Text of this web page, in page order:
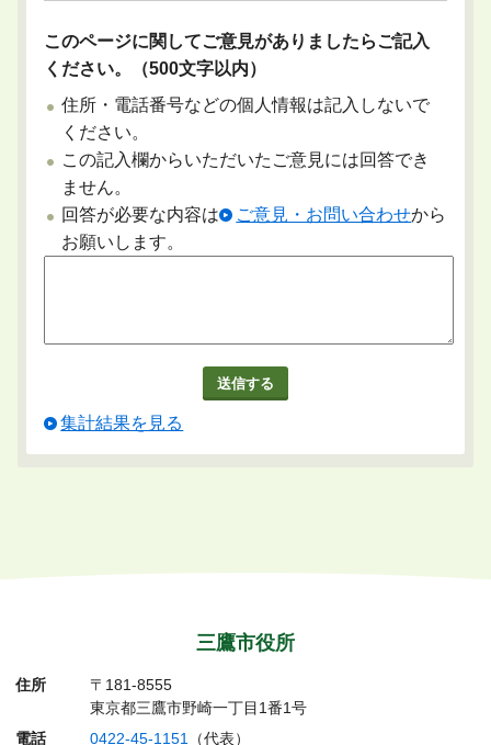
このページに関してご意見がありましたらご記入
ください。（500文字以内）
住所・電話番号などの個人情報は記入しないで
ください。
この記入欄からいただいたご意見には回答でき
ません。
回答が必要な内容は
ご意見・お問い合わせから
お願いします。
集計結果を見る
三鷹市役所
住所
〒181-8555
東京都三鷹市野崎一丁目1番1号
電話
0422-45-1151 （代表）